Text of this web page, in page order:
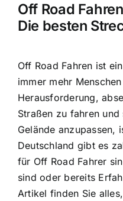
Off Road
Die besten
Off Road Fahren ist
immer mehr
Herausforderung,
Straßen zu fahren
Gelände anzupassen,
Deutschland gibt es
für Off Road Fahrer
sind oder bereits
Artikel finden Sie